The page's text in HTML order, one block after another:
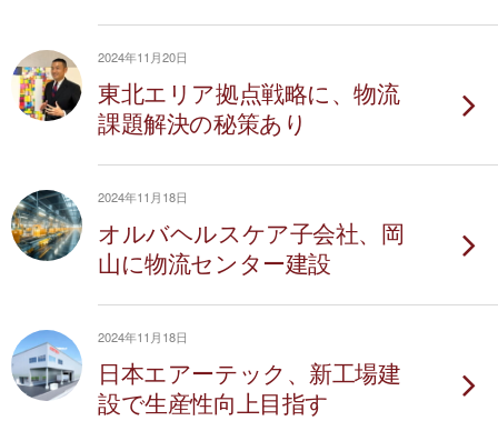
2024年11月20日
東北エリア拠点戦略に、物流
課題解決の秘策あり
2024年11月18日
オルバヘルスケア子会社、岡
山に物流センター建設
2024年11月18日
日本エアーテック、新工場建
設で生産性向上目指す